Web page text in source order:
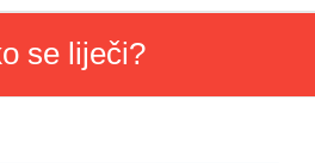
se liječi?